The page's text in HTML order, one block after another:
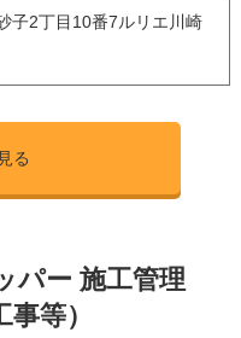
子2丁目10番7ルリエ川崎
る
パー 施工管理
等）